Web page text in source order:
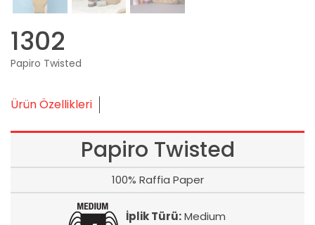
1302
Papiro Twisted
Ürün Özellikleri
Papiro Twisted
100% Raffia Paper
İplik Türü:Medium